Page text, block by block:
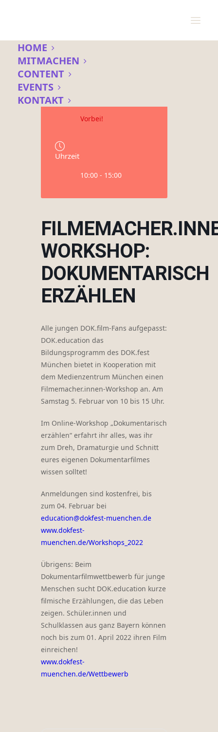
HOME
MITMACHEN
CONTENT
EVENTS
KONTAKT
Datum
Vorbei!
Uhrzeit
10:00 - 15:00
WORKSHOP:
DOKUMENTARISCH
ERZÄHLEN
Alle jungen DOK.film-Fans aufgepasst:
DOK.education das
Bildungsprogramm des DOK.fest
München bietet in Kooperation mit
dem Medienzentrum München einen
Filmemacher.innen-Workshop an. Am
Samstag 5. Februar von 10 bis 15 Uhr.
Im Online-Workshop „Dokumentarisch
erzählen“ erfahrt ihr alles, was ihr
zum Dreh, Dramaturgie und Schnitt
eures eigenen Dokumentarfilmes
wissen solltet!
Anmeldungen sind kostenfrei, bis
zum 04. Februar bei
education@dokfest-muenchen.de
www.dokfest-
muenchen.de/Workshops_2022
Übrigens: Beim
Dokumentarfilmwettbewerb für junge
Menschen sucht DOK.education kurze
filmische Erzählungen, die das Leben
zeigen. Schüler.innen und
Schulklassen aus ganz Bayern können
noch bis zum 01. April 2022 ihren Film
einreichen!
www.dokfest-
muenchen.de/Wettbewerb